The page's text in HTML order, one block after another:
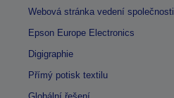
Webová stránka vedení společnosti
Epson Europe Electronics
Digigraphie
Přímý potisk textilu